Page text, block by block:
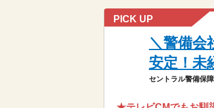
PICK UP
＼警備
安定！未
セントラル警備保